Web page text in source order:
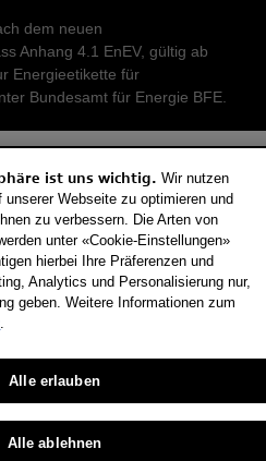
dem neuen
Anhang 4.1 EnEV, gültig ab
Energieetikette für
Bundesamt für Energie BFE.
ist uns wichtig. Wir nutzen
Webseite zu optimieren und
zu verbessern. Die Arten von
unter «Cookie-Einstellungen»
hierbei Ihre Präferenzen und
Analytics und Personalisierung nur,
geben. Weitere Informationen zum
.
Alle ablehnen
Alle erlauben